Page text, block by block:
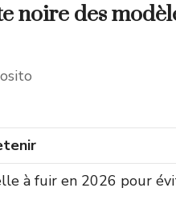
noire des
à fuir en 2026 pour